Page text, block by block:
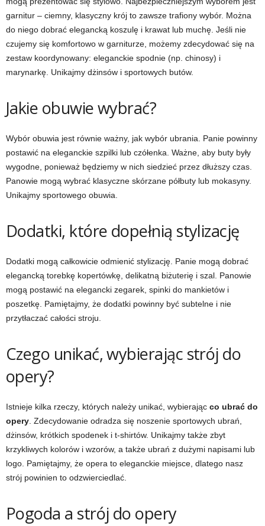
garnitur – ciemny, klasyczny krój to zawsze trafiony wybór. Można
do niego dobrać elegancką koszulę i krawat lub muchę. Jeśli nie
czujemy się komfortowo w garniturze, możemy zdecydować się na
zestaw koordynowany: eleganckie spodnie (np. chinosy) i
marynarkę. Unikajmy dżinsów i sportowych butów.
Jakie obuwie wybrać?
Wybór obuwia jest równie ważny, jak wybór ubrania. Panie powinny
postawić na eleganckie szpilki lub czółenka. Ważne, aby buty były
wygodne, ponieważ będziemy w nich siedzieć przez dłuższy czas.
Panowie mogą wybrać klasyczne skórzane półbuty lub mokasyny.
Unikajmy sportowego obuwia.
Dodatki, które dopełnią stylizację
Dodatki mogą całkowicie odmienić stylizację. Panie mogą dobrać
elegancką torebkę kopertówkę, delikatną biżuterię i szal. Panowie
mogą postawić na elegancki zegarek, spinki do mankietów i
poszetkę. Pamiętajmy, że dodatki powinny być subtelne i nie
przytłaczać całości stroju.
Czego unikać, wybierając strój do
opery?
Istnieje kilka rzeczy, których należy unikać, wybierając co ubrać do
opery . Zdecydowanie odradza się noszenie sportowych ubrań,
dżinsów, krótkich spodenek i t-shirtów. Unikajmy także zbyt
krzykliwych kolorów i wzorów, a także ubrań z dużymi napisami lub
logo. Pamiętajmy, że opera to eleganckie miejsce, dlatego nasz
strój powinien to odzwierciedlać.
Pogoda a strój do opery